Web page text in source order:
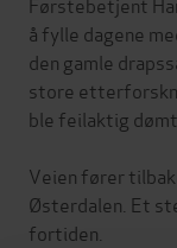
å fylle dagene
den gamle
store
ble feilaktig
Veien fører
Østerdalen. Et
fortiden.